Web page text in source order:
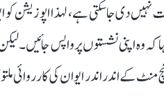
کی اجازت نہیں دی جاسکتی ہے، لہذا
اپنی نشستوں پر واپس جائیں۔ لیکن
اندر اندر ایوان کی کارروائی